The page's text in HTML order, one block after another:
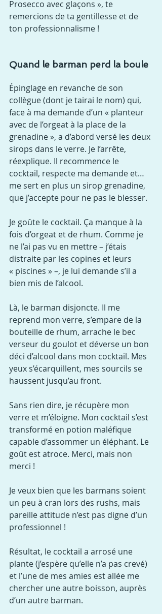
Prosecco avec glaçons », te
remercions de ta gentillesse et de
ton professionnalisme !
Quand le barman perd la boule
Épinglage en revanche de son
collègue (dont je tairai le nom) qui,
face à ma demande d’un « planteur
avec de l’orgeat à la place de la
grenadine », a d’abord versé les deux
sirops dans le verre. Je l’arrête,
réexplique. Il recommence le
cocktail, respecte ma demande et…
me sert en plus un sirop grenadine,
que j’accepte pour ne pas le blesser.
Je goûte le cocktail. Ça manque à la
fois d’orgeat et de rhum. Comme je
ne l’ai pas vu en mettre – j’étais
distraite par les copines et leurs
« piscines » –, je lui demande s’il a
bien mis de l’alcool.
Là, le barman disjoncte. Il me
reprend mon verre, s’empare de la
bouteille de rhum, arrache le bec
verseur du goulot et déverse un bon
déci d’alcool dans mon cocktail. Mes
yeux s’écarquillent, mes sourcils se
haussent jusqu’au front.
Sans rien dire, je récupère mon
verre et m’éloigne. Mon cocktail s’est
transformé en potion maléfique
capable d’assommer un éléphant. Le
goût est atroce. Merci, mais non
merci !
Je veux bien que les barmans soient
un peu à cran lors des rushs, mais
pareille attitude n’est pas digne d’un
professionnel !
Résultat, le cocktail a arrosé une
plante (j’espère qu’elle n’a pas crevé)
et l’une de mes amies est allée me
chercher une autre boisson, auprès
d’un autre barman.